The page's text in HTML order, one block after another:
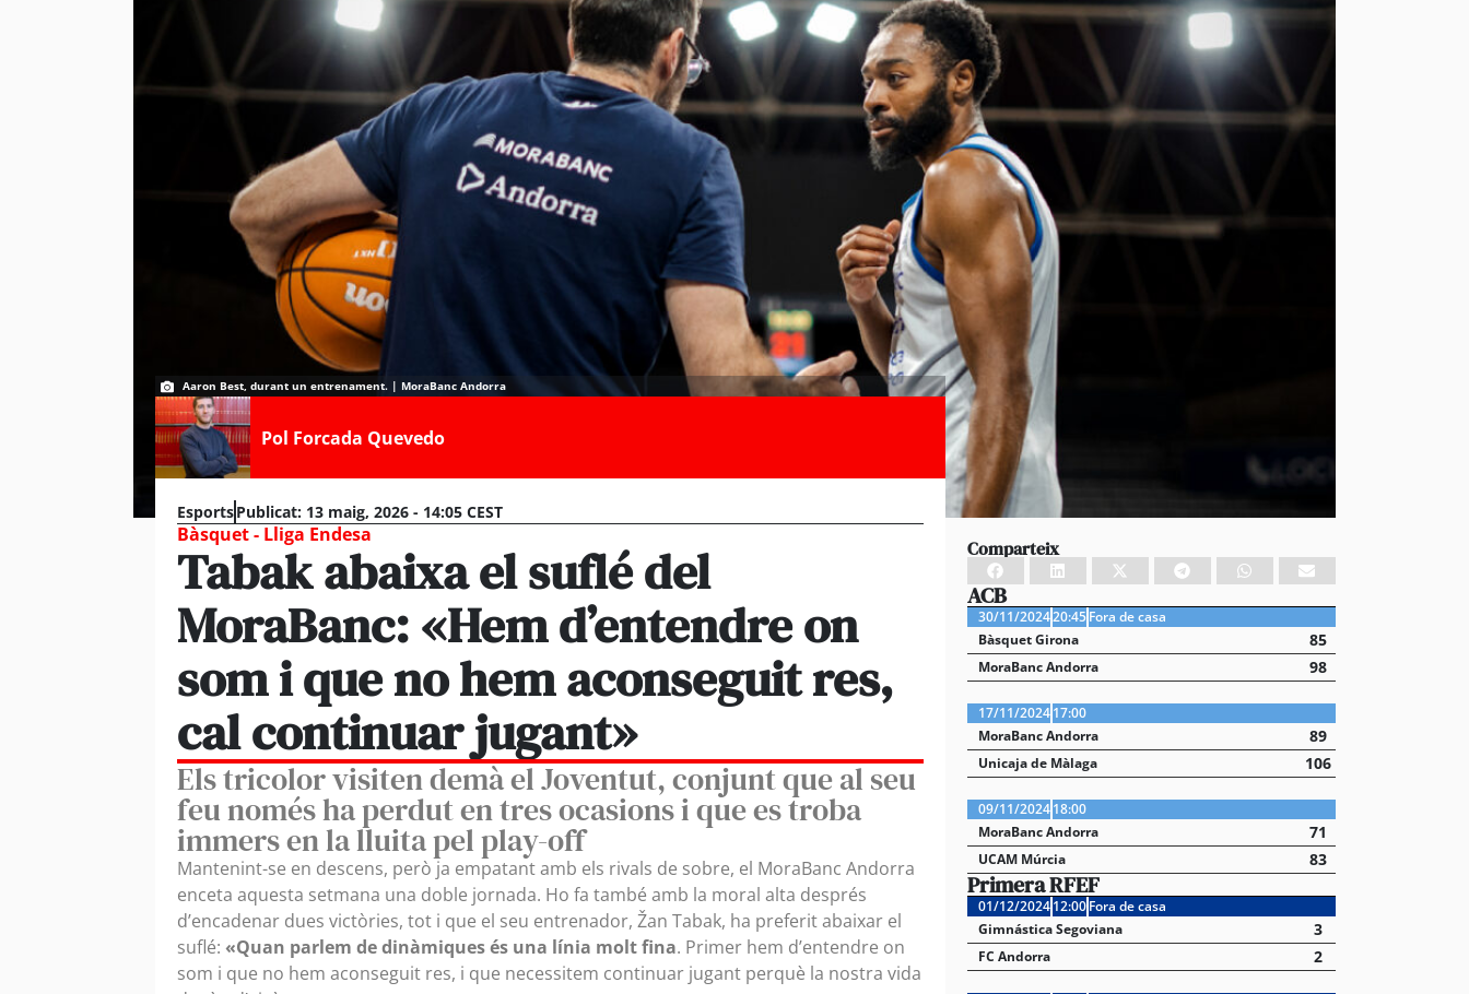
Aaron Best, durant un entrenament. | MoraBanc Andorra
Pol Forcada Quevedo
EsportsPublicat: 13 maig, 2026 - 14:05 CEST
Bàsquet - Lliga Endesa
Tabak abaixa el suflé del
MoraBanc: «Hem d’entendre on
som i que no hem aconseguit res,
cal continuar jugant»
Els tricolor visiten demà el Joventut, conjunt que al seu
feu només ha perdut en tres ocasions i que es troba
immers en la lluita pel play-off
Mantenint-se en descens, però ja empatant amb els rivals de sobre, el MoraBanc Andorra
enceta aquesta setmana una doble jornada. Ho fa també amb la moral alta després
d’encadenar dues victòries, tot i que el seu entrenador, Žan Tabak, ha preferit abaixar el
suflé: «Quan parlem de dinàmiques és una línia molt fina. Primer hem d’entendre on
som i que no hem aconseguit res, i que necessitem continuar jugant perquè la nostra vida
Comparteix
ACB
30/11/202420:45 Fora de casa
Bàsquet Girona
85
MoraBanc Andorra 98
17/11/2024 17:00
MoraBanc Andorra
89
Unicaja de Màlaga 106
09/11/2024 18:00
MoraBanc Andorra
71
UCAM Múrcia 83
Primera RFEF
01/12/2024 12:00 Fora de casa
Gimnástica Segoviana
3
FC Andorra 2